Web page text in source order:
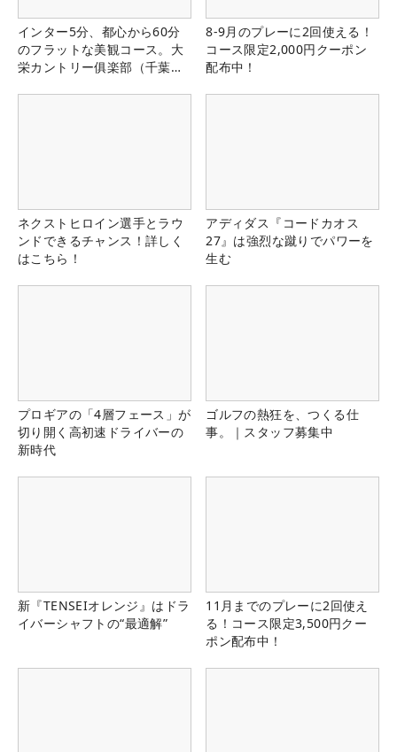
インター5分、都心から60分
のフラットな美観コース。大
栄カントリー俱楽部（千葉
8-9月のプレーに2回使える！
コース限定2,000円クーポン
配布中！
ネクストヒロイン選手とラウ
ンドできるチャンス！詳しく
はこちら！
アディダス『コードカオス
27』は強烈な蹴りでパワーを
生む
プロギアの「4層フェース」が
切り開く高初速ドライバーの
新時代
ゴルフの熱狂を、つくる仕
事。｜スタッフ募集中
新『TENSEIオレンジ』はドラ
イバーシャフトの“最適解”
11月までのプレーに2回使え
る！コース限定3,500円クー
ポン配布中！